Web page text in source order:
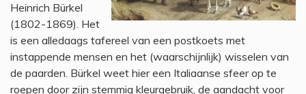
Heinrich Bürkel
(1802-1869). Het
is een alledaags tafereel van een postkoets met
instappende mensen en het (waarschijnlijk) wisselen van
de paarden. Bürkel weet hier een Italiaanse sfeer op te
roepen door zijn stemmig kleurgebruik, de aandacht voor